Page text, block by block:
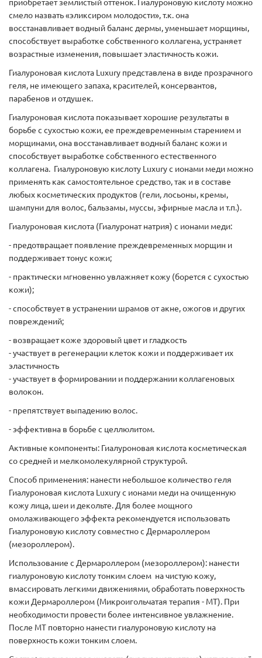
приобретает землистый оттенок. Гиалуроновую кислоту можно
смело назвать «эликсиром молодости», т.к. она
восстанавливает водный баланс дермы, уменьшает морщины,
способствует выработке собственного коллагена, устраняет
возрастные изменения, повышает эластичность кожи.
Гиалуроновая кислота Luxury представлена в виде прозрачного
геля, не имеющего запаха, красителей, консервантов,
парабенов и отдушек.
Гиалуроновая кислота показывает хорошие результаты в
борьбе с сухостью кожи, ее преждевременным старением и
морщинами, она восстанавливает водный баланс кожи и
способствует выработке собственного естественного
коллагена. Гиалуроновую кислоту Luxury с ионами меди можно
применять как самостоятельное средство, так и в составе
любых косметических продуктов (гели, лосьоны, кремы,
шампуни для волос, бальзамы, муссы, эфирные масла и т.п.).
Гиалуроновая кислота (Гиалуронат натрия) с ионами меди:
- предотвращает появление преждевременных морщин и
поддерживает тонус кожи;
- практически мгновенно увлажняет кожу (борется с сухостью
кожи);
- способствует в устранении шрамов от акне, ожогов и других
повреждений;
- возвращает коже здоровый цвет и гладкость
- участвует в регенерации клеток кожи и поддерживает их
эластичность
- участвует в формировании и поддержании коллагеновых
волокон.
- препятствует выпадению волос.
- эффективна в борьбе с целлюлитом.
Активные компоненты: Гиалуроновая кислота косметическая
со средней и мелкомолекулярной структурой.
Способ применения: нанести небольшое количество геля
Гиалуроновая кислота Luxury с ионами меди на очищенную
кожу лица, шеи и декольте. Для более мощного
омолаживающего эффекта рекомендуется использовать
Гиалуроновую кислоту совместно с Дермароллером
(мезороллером).
Использование с Дермароллером (мезороллером): нанести
гиалуроновую кислоту тонким слоем на чистую кожу,
вмассировать легкими движениями, обработать поверхность
кожи Дермароллером (Микроигольчатая терапия - МТ). При
необходимости провести более интенсивное увлажнение.
После МТ повторно нанести гиалуроновую кислоту на
поверхность кожи тонким слоем.